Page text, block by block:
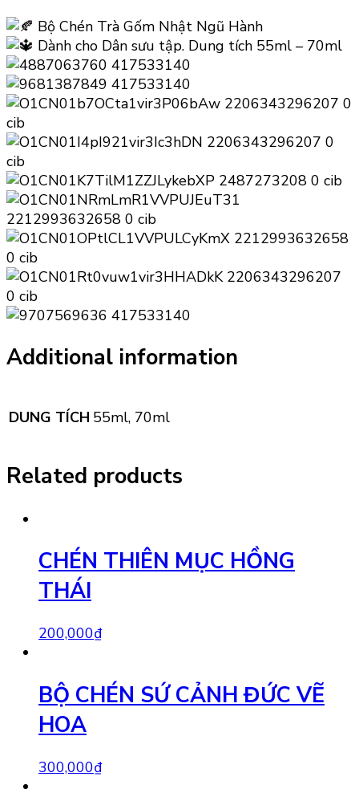
Bộ Chén Trà Gốm Nhật Ngũ Hành
Dành cho Dân sưu tập. Dung tích 55ml – 70ml
Additional information
DUNG TÍCH 55ml, 70ml
Related products
CHÉN THIÊN MỤC HỒNG
THÁI
200,000₫
BỘ CHÉN SỨ CẢNH ĐỨC VẼ
HOA
300,000₫